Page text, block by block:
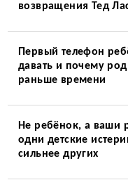
возвращения Тед
Первый телефон
давать и почему
раньше времени
Не ребёнок, а ваши
одни детские
сильнее других